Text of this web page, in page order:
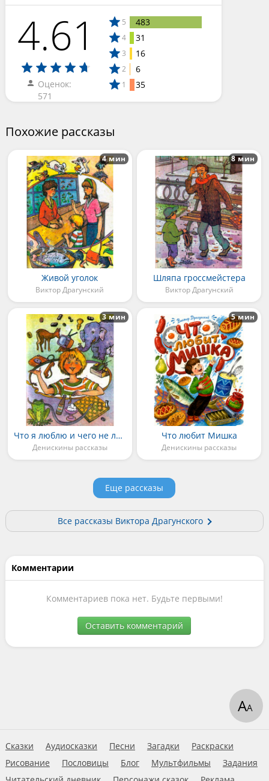
4.61
Оценок:
571
5 483
4 31
3 16
2 6
1 35
Похожие рассказы
Живой уголок
Виктор Драгунский
4 мин
Шляпа гроссмейстера
Виктор Драгунский
8 мин
Что я люблю и чего не люблю
Денискины рассказы
3 мин
Что любит Мишка
Денискины рассказы
5 мин
Еще рассказы
Все рассказы Виктора Драгунского
Комментарии
Комментариев пока нет. Будьте первыми!
Оставить комментарий
Сказки Аудиосказки Песни Загадки
Раскраски
Рисование
Пословицы Блог Мультфильмы
Задания
АА